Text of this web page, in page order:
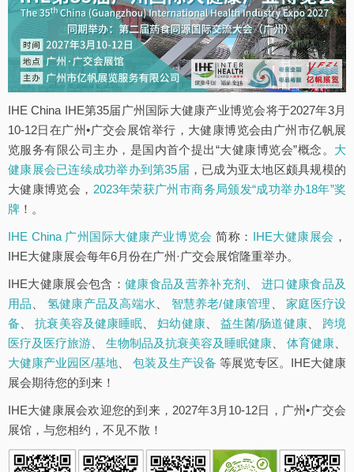
IHE China IHE第35届广州国际大健康产业博览会将于2027年3月
10-12日在广州•广交会展馆举行，大健康博览会由广州市亿帆展
览服务有限公司主办，是国内首个提出“大健康博览会”概念。 大
健康展会已连续成功举办到第35届 ，已成为亚太地区颇具规模的
大健康博览会， 2023年荣获广州市商务局颁发“成功举办18年”奖
牌 ！。
IHE China 广州国际大健康产业博览会 简称： IHE大健康展会 ，
IHE大健康展会每年6月份在广州·广交会展馆隆重举办。
IHE大健康展会包含： 健康食品及营养补充剂 、进口健康食品及
用品
氢健康产品及高端水 智慧养老/健康管理 、家庭医疗设
备 、抗衰美容及健康睡眠 、妇幼健康、 益生菌/肠道健康、 跨境
医疗及医疗旅游
生物制品及抗衰美容及睡眠健康 体育健康
大健康产业园区/基地 、包装及生产设备 等展览专区。IHE大健康
展会期待您的到来！
IHE大健康展会欢迎您的到来，2027年3月10-12日，广州•广交会
展馆，与您相约，不见不散！